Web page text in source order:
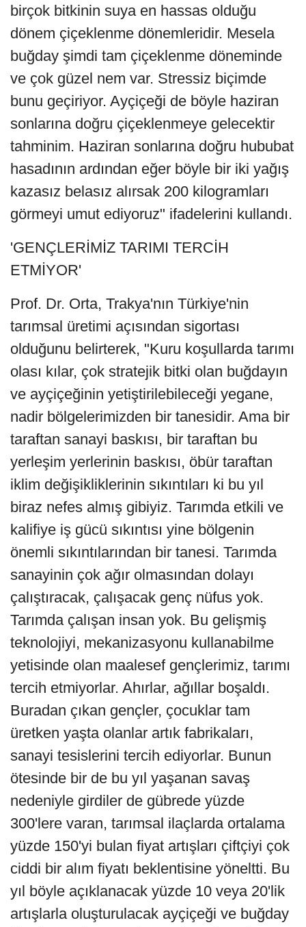
birçok bitkinin suya en hassas olduğu
dönem çiçeklenme dönemleridir. Mesela
buğday şimdi tam çiçeklenme döneminde
ve çok güzel nem var. Stressiz biçimde
bunu geçiriyor. Ayçiçeği de böyle haziran
sonlarına doğru çiçeklenmeye gelecektir
tahminim. Haziran sonlarına doğru hububat
hasadının ardından eğer böyle bir iki yağış
kazasız belasız alırsak 200 kilogramları
görmeyi umut ediyoruz" ifadelerini kullandı.
'GENÇLERİMİZ TARIMI TERCİH
ETMİYOR'
Prof. Dr. Orta, Trakya'nın Türkiye'nin
tarımsal üretimi açısından sigortası
olduğunu belirterek, "Kuru koşullarda tarımı
olası kılar, çok stratejik bitki olan buğdayın
ve ayçiçeğinin yetiştirilebileceği yegane,
nadir bölgelerimizden bir tanesidir. Ama bir
taraftan sanayi baskısı, bir taraftan bu
yerleşim yerlerinin baskısı, öbür taraftan
iklim değişikliklerinin sıkıntıları ki bu yıl
biraz nefes almış gibiyiz. Tarımda etkili ve
kalifiye iş gücü sıkıntısı yine bölgenin
önemli sıkıntılarından bir tanesi. Tarımda
sanayinin çok ağır olmasından dolayı
çalıştıracak, çalışacak genç nüfus yok.
Tarımda çalışan insan yok. Bu gelişmiş
teknolojiyi, mekanizasyonu kullanabilme
yetisinde olan maalesef gençlerimiz, tarımı
tercih etmiyorlar. Ahırlar, ağıllar boşaldı.
Buradan çıkan gençler, çocuklar tam
üretken yaşta olanlar artık fabrikaları,
sanayi tesislerini tercih ediyorlar. Bunun
ötesinde bir de bu yıl yaşanan savaş
nedeniyle girdiler de gübrede yüzde
300'lere varan, tarımsal ilaçlarda ortalama
yüzde 150'yi bulan fiyat artışları çiftçiyi çok
ciddi bir alım fiyatı beklentisine yöneltti. Bu
yıl böyle açıklanacak yüzde 10 veya 20'lik
artışlarla oluşturulacak ayçiçeği ve buğday